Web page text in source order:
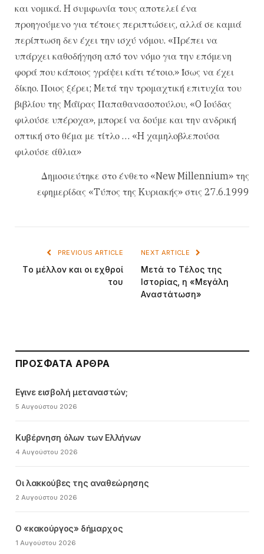
και νομικά. H συμφωνία τους αποτελεί ένα
προηγούμενο για τέτοιες περιπτώσεις, αλλά σε καμιά
περίπτωση δεν έχει την ισχύ νόμου. «Πρέπει να
υπάρχει καθοδήγηση από τον νόμο για την επόμενη
φορά που κάποιος γράψει κάτι τέτοιο.» Ίσως να έχει
δίκηο. Ποιος ξέρει; Mετά την τρομαχτική επιτυχία του
βιβλίου της Mάϊρας Παπαθανασοπούλου, «O Iούδας
φιλούσε υπέροχα», μπορεί να δούμε και την ανδρική
οπτική στο θέμα με τίτλο … «H χαμηλοβλεπούσα
φιλούσε άθλια»
Δημοσιεύτηκε στο ένθετο «New Millennium» της
εφημερίδας «Tύπος της Kυριακής» στις 27.6.1999
PREVIOUS ARTICLE
Tο μέλλον και οι εχθροί
του
NEXT ARTICLE
Mετά το Tέλος της
Iστορίας, η «Mεγάλη
Aναστάτωση»
ΠΡΌΣΦΑΤΑ ΆΡΘΡΑ
Εγινε εισβολή μεταναστών;
5 Αυγούστου 2026
Κυβέρνηση όλων των Ελλήνων
4 Αυγούστου 2026
Οι λακκούβες της αναθεώρησης
2 Αυγούστου 2026
Ο «κακούργος» δήμαρχος
1 Αυγούστου 2026